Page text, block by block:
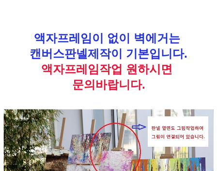
액자프레임이 없이 벽에거는
캔버스판넬제작이 기본입니다.
액자프레임작업 원하시면
문의바랍니다.